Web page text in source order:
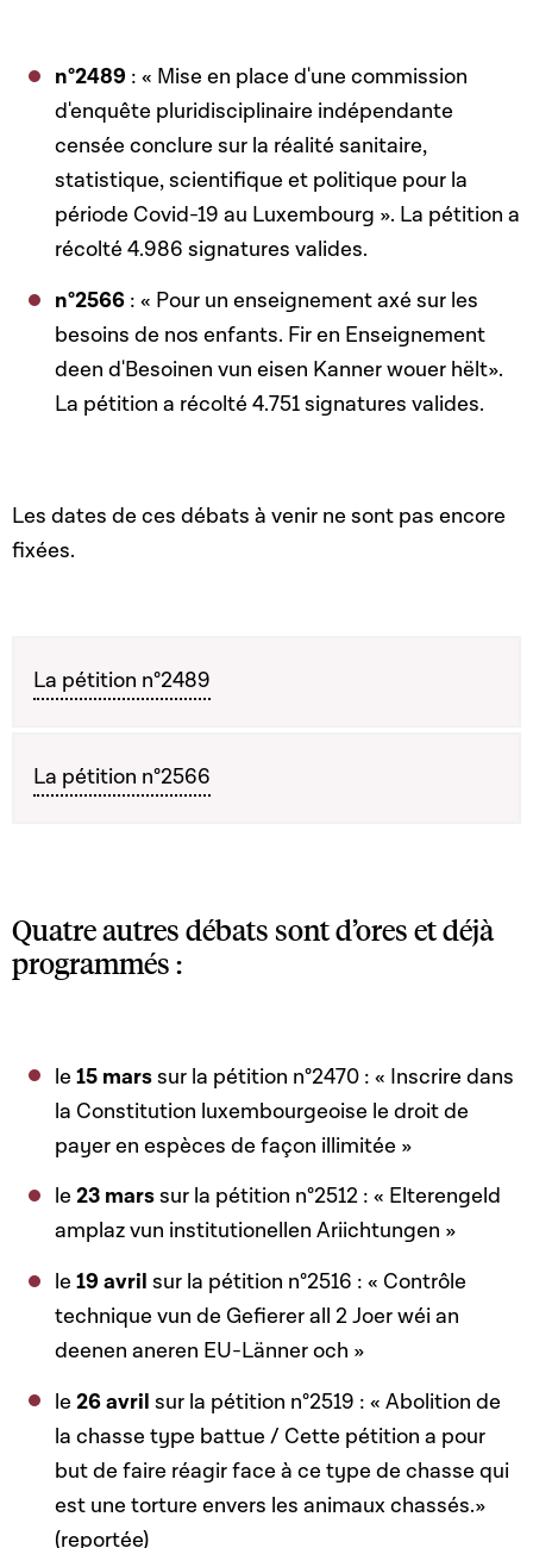
n°2489 : « Mise en place d'une commission
d'enquête pluridisciplinaire indépendante
censée conclure sur la réalité sanitaire,
statistique, scientifique et politique pour la
période Covid-19 au Luxembourg ». La pétition a
récolté 4.986 signatures valides.
n°2566 : « Pour un enseignement axé sur les
besoins de nos enfants. Fir en Enseignement
deen d'Besoinen vun eisen Kanner wouer hëlt».
La pétition a récolté 4.751 signatures valides.
Les dates de ces débats à venir ne sont pas encore
fixées.
La pétition n°2489
La pétition n°2566
Quatre autres débats sont d’ores et déjà
programmés :
le15 marssur la pétition n°2470 : « Inscrire dans
la Constitution luxembourgeoise le droit de
payer en espèces de façon illimitée »
le23 marssur la pétition n°2512 : « Elterengeld
amplaz vun institutionellen Ariichtungen »
le19 avril sur la pétition n°2516 : « Contrôle
technique vun de Gefierer all 2 Joer wéi an
deenen aneren EU-Länner och »
le26 avril sur la pétition n°2519 : « Abolition de
la chasse type battue / Cette pétition a pour
but de faire réagir face à ce type de chasse qui
est une torture envers les animaux chassés.»
(reportée)